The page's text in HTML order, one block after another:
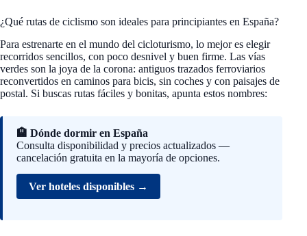
¿Qué rutas de ciclismo son ideales para principiantes en España?
Para estrenarte en el mundo del cicloturismo, lo mejor es elegir
recorridos sencillos, con poco desnivel y buen firme. Las vías
verdes son la joya de la corona: antiguos trazados ferroviarios
reconvertidos en caminos para bicis, sin coches y con paisajes de
postal. Si buscas rutas fáciles y bonitas, apunta estos nombres:
🏨 Dónde dormir en España
Consulta disponibilidad y precios actualizados —
cancelación gratuita en la mayoría de opciones.
Ver hoteles disponibles →